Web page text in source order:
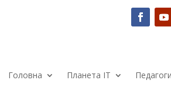
Головна Планета ІТ